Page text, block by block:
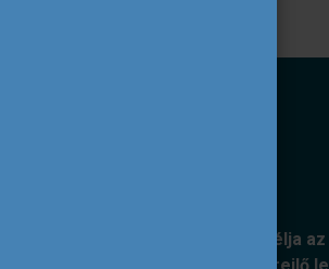
A Tempus Közalapítvány kiemelt célja